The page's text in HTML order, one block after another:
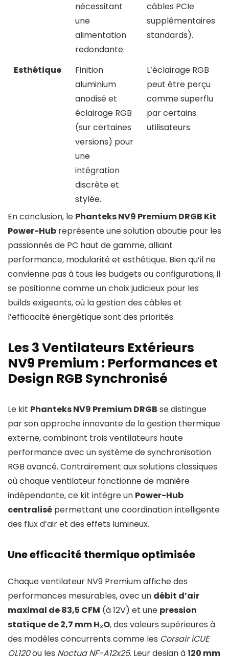
nécessitant
une
alimentation
redondante.
câbles PCIe
supplémentaires
standards).
Esthétique
Finition
aluminium
anodisé et
éclairage RGB
(sur certaines
versions) pour
une
intégration
discrète et
stylée.
L’éclairage RGB
peut être perçu
comme superflu
par certains
utilisateurs.
En conclusion, le Phanteks NV9 Premium DRGB Kit
Power-Hub représente une solution aboutie pour les
passionnés de PC haut de gamme, alliant
performance, modularité et esthétique. Bien qu’il ne
convienne pas à tous les budgets ou configurations, il
se positionne comme un choix judicieux pour les
builds exigeants, où la gestion des câbles et
l’efficacité énergétique sont des priorités.
Les 3 Ventilateurs Extérieurs
NV9 Premium : Performances et
Design RGB Synchronisé
Le kit Phanteks NV9 Premium DRGB se distingue
par son approche innovante de la gestion thermique
externe, combinant trois ventilateurs haute
performance avec un système de synchronisation
RGB avancé. Contrairement aux solutions classiques
où chaque ventilateur fonctionne de manière
indépendante, ce kit intègre un Power-Hub
centralisé permettant une coordination intelligente
des flux d’air et des effets lumineux.
Une efficacité thermique optimisée
Chaque ventilateur NV9 Premium affiche des
performances mesurables, avec un débit d’air
maximal de 83,5 CFM (à 12V) et une pression
statique de 2,7 mm H₂O, des valeurs supérieures à
des modèles concurrents comme les Corsair iCUE
QL120ou les Noctua NF-A12x25. Leur design à120 mm